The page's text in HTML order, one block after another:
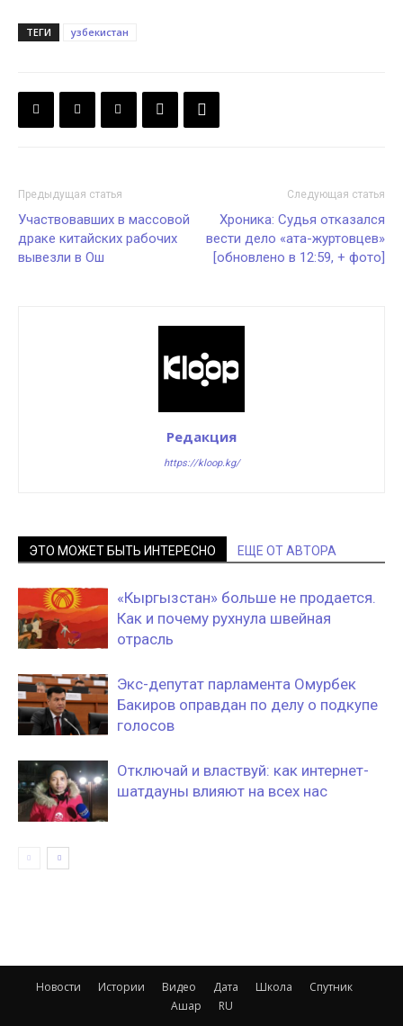
ТЕГИ узбекистан
Предыдущая статья
Участвовавших в массовой
драке китайских рабочих
вывезли в Ош
Следующая статья
Хроника: Судья отказался
вести дело «ата-журтовцев»
[обновлено в 12:59, + фото]
Редакция
https://kloop.kg/
ЭТО МОЖЕТ БЫТЬ ИНТЕРЕСНО ЕЩЕ ОТ АВТОРА
«Кыргызстан» больше не продается.
Как и почему рухнула швейная
отрасль
Экс-депутат парламента Омурбек
Бакиров оправдан по делу о подкупе
голосов
Отключай и властвуй: как интернет-
шатдауны влияют на всех нас
Новости Истории Видео Дата Школа
Спутник
Ашар
RU